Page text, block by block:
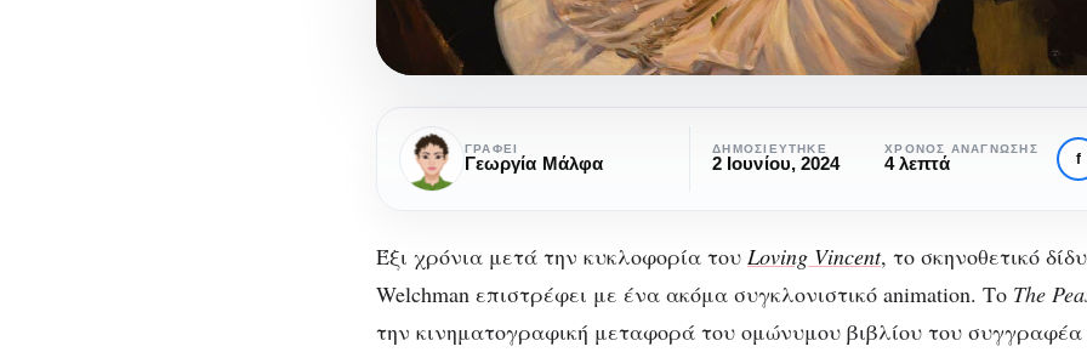
Peasants:
Μία
σαν
πίνακας
ζωγραφικής
ΓΡΆΦΕΙ
Γεωργία Μάλφα
ΔΗΜΟΣΙΕΎΤΗΚΕ
2 Ιουνίου, 2024
ΧΡΌΝΟΣ ΑΝΆΓΝΩΣΗΣ
4 λεπτά f
Έξι χρόνια μετά την κυκλοφορία του Loving Vincent, το σκηνοθετικό
Welchman επιστρέφει με ένα ακόμα συγκλονιστικό animation. Το The
την κινηματογραφική μεταφορά του ομώνυμου βιβλίου του συγγραφέα